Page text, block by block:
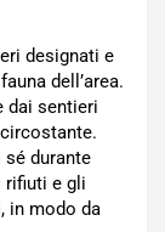
designati e
dell’area.
dai sentieri
durante
rifiuti e gli
in modo da